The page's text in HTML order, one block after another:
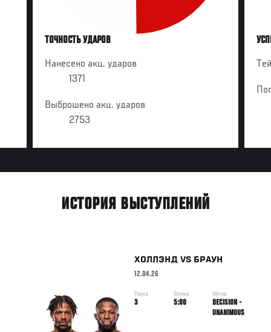
ТОЧНОСТЬ УДАРОВ
Нанесено акц. ударов
1371
Выброшено акц. ударов
2753
ИСТОРИЯ ВЫСТУПЛЕНИЙ
ХОЛЛЭНД VS БРАУН
12.04.26
Раунд
3
Время
5:00
Метод
DECISION -
UNANIMOUS